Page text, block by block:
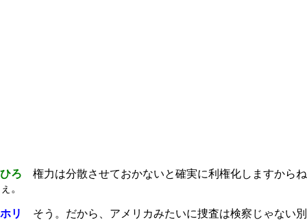
ひろ 権力は分散させておかないと確実に利権化しますからね
ぇ。
ホリ
そう。だから、アメリカみたいに捜査は検察じゃない別